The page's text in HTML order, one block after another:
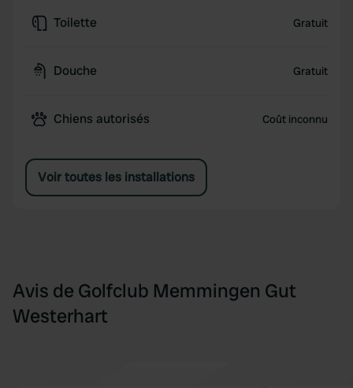
Toilette Gratuit
Douche Gratuit
Chiens autorisés Coût inconnu
Voir toutes les installations
Avis de Golfclub Memmingen Gut
Westerhart